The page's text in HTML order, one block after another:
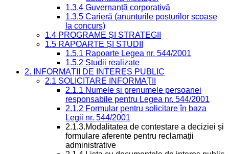
1.3.4 Guvernanță corporativă
1.3.5 Carieră (anunțurile posturilor scoase
la concurs)
1.4 PROGRAME ȘI STRATEGII
1.5 RAPOARTE ȘI STUDII
1.5.1 Rapoarte Legea nr. 544/2001
1.5.2 Studii realizate
2. INFORMAȚII DE INTERES PUBLIC
2.1 SOLICITARE INFORMAȚII
2.1.1 Numele și prenumele persoanei
responsabile pentru Legea nr. 544/2001
2.1.2 Formular pentru solicitare în baza
Legii nr. 544/2001
2.1.3.Modalitatea de contestare a deciziei și
formulare aferente pentru reclamații
administrative